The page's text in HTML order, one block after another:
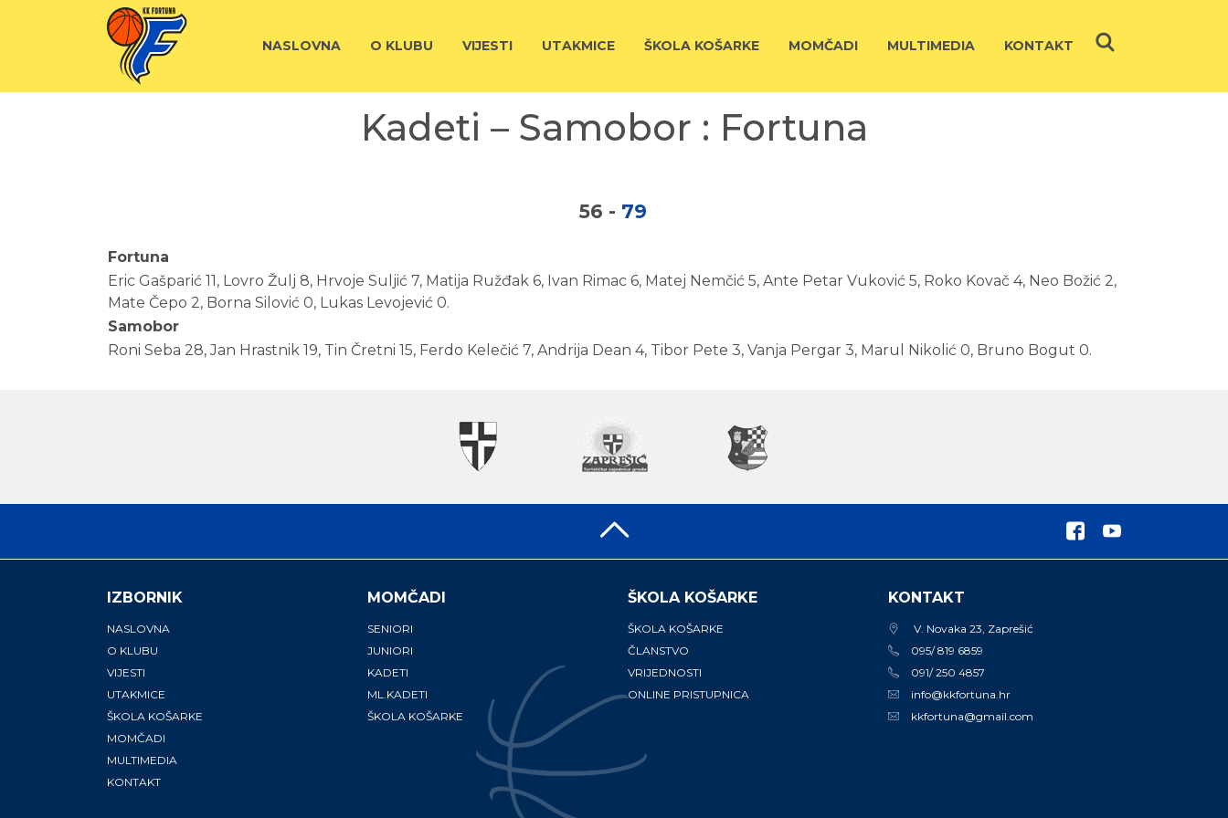
NASLOVNA O KLUBU VIJESTI UTAKMICE ŠKOLA KOŠARKE MOMČADI MULTIMEDIA KONTAKT
Kadeti – Samobor : Fortuna
56 - 79
Fortuna
Eric Gašparić 11, Lovro Žulj 8, Hrvoje Suljić 7, Matija Ružđak 6, Ivan Rimac 6, Matej Nemčić 5, Ante Petar Vuković 5, Roko Kovač 4, Neo Božić 2,
Mate Čepo 2, Borna Silović 0, Lukas Levojević 0.
Samobor
Roni Seba 28, Jan Hrastnik 19, Tin Čretni 15, Ferdo Kelečić 7, Andrija Dean 4, Tibor Pete 3, Vanja Pergar 3, Marul Nikolić 0, Bruno Bogut 0.
IZBORNIK
NASLOVNA
O KLUBU
VIJESTI
UTAKMICE
ŠKOLA KOŠARKE
MOMČADI
MULTIMEDIA
KONTAKT
MOMČADI
SENIORI
JUNIORI
KADETI
ML.KADETI
ŠKOLA KOŠARKE
ŠKOLA KOŠARKE
ŠKOLA KOŠARKE
ČLANSTVO
VRIJEDNOSTI
ONLINE PRISTUPNICA
KONTAKT
V. Novaka 23, Zaprešić
095/ 819 6859
091/ 250 4857
info@kkfortuna.hr
kkfortuna@gmail.com